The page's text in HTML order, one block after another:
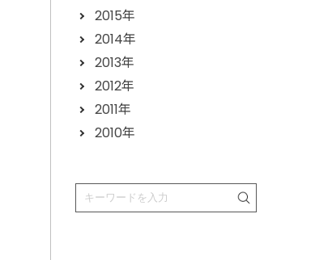
2015年
2014年
2013年
2012年
2011年
2010年